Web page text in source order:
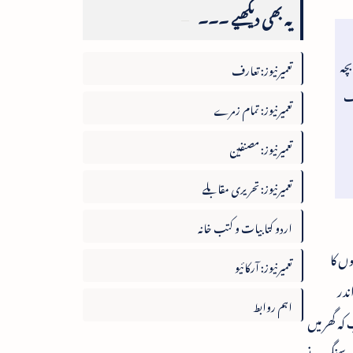
کا
گھر میں
یہ بھی دیکھیے ۔۔۔
تعمیرنیوز: تعارف
تعمیرنیوز: تمام زمرے
تعمیرنیوز: مصنفین
تعمیرنیوز: تحریری مقابلے
اردو کتابیات و کتب خانہ
تعمیرنیوز: آرکائیو
اہم روابط